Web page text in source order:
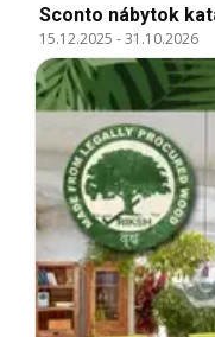
Sconto nábytok
15.12.2025 -31.10.2026